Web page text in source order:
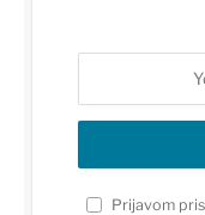
Prijavom